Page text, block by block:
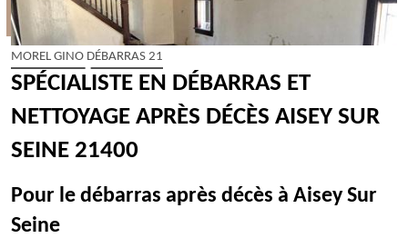
MOREL GINO DÉBARRAS 21
SPÉCIALISTE EN DÉBARRAS ET
NETTOYAGE APRÈS DÉCÈS AISEY SUR
SEINE 21400
Pour le débarras après décès à Aisey Sur
Seine